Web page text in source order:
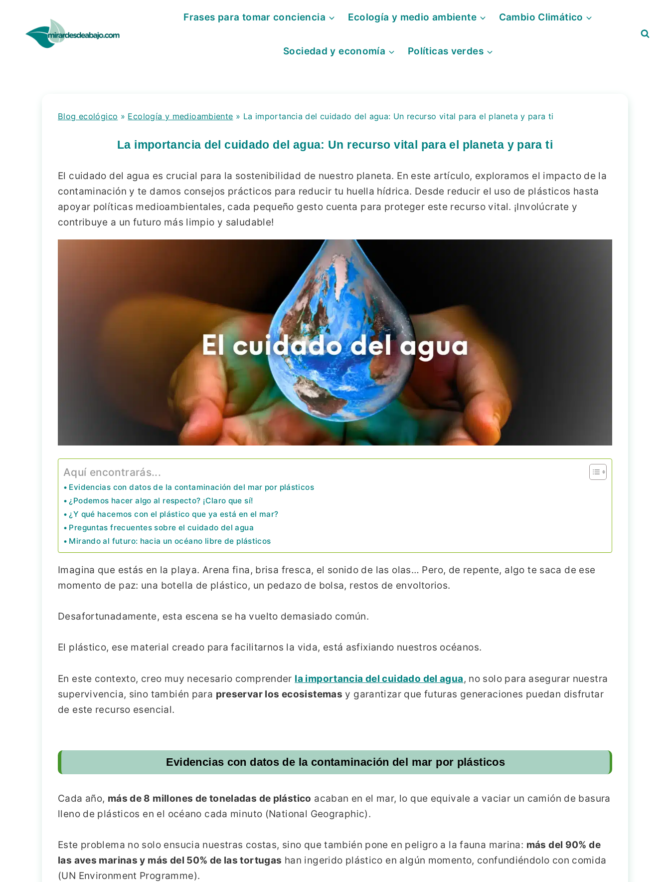
contenido
Frases para tomar conciencia Ecología y medio ambiente Cambio Climático
Sociedad y economía Políticas verdes
Blog ecológico » Ecología y medioambiente » La importancia del cuidado del agua: Un recurso vital para el planeta y para ti
La importancia del cuidado del agua: Un recurso vital para el planeta y para ti
El cuidado del agua es crucial para la sostenibilidad de nuestro planeta. En este artículo, exploramos el impacto de la
contaminación y te damos consejos prácticos para reducir tu huella hídrica. Desde reducir el uso de plásticos hasta
apoyar políticas medioambientales, cada pequeño gesto cuenta para proteger este recurso vital. ¡Involúcrate y
contribuye a un futuro más limpio y saludable!
Aquí encontrarás...
Evidencias con datos de la contaminación del mar por plásticos
¿Podemos hacer algo al respecto? ¡Claro que sí!
¿Y qué hacemos con el plástico que ya está en el mar?
Preguntas frecuentes sobre el cuidado del agua
Mirando al futuro: hacia un océano libre de plásticos
Imagina que estás en la playa. Arena fina, brisa fresca, el sonido de las olas… Pero, de repente, algo te saca de ese
momento de paz: una botella de plástico, un pedazo de bolsa, restos de envoltorios.
Desafortunadamente, esta escena se ha vuelto demasiado común.
El plástico, ese material creado para facilitarnos la vida, está asfixiando nuestros océanos.
En este contexto, creo muy necesario comprender la importancia del cuidado del agua, no solo para asegurar nuestra
supervivencia, sino también para preservar los ecosistemas y garantizar que futuras generaciones puedan disfrutar
de este recurso esencial.
Evidencias con datos de la contaminación del mar por plásticos
Cada año, más de 8 millones de toneladas de plástico acaban en el mar, lo que equivale a vaciar un camión de basura
lleno de plásticos en el océano cada minuto (National Geographic).
Este problema no solo ensucia nuestras costas, sino que también pone en peligro a la fauna marina: más del 90% de
las aves marinas y más del 50% de las tortugas han ingerido plástico en algún momento, confundiéndolo con comida
(UN Environment Programme).